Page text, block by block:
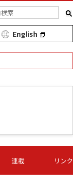
English
第16節 09/06 (日) 15:00
-
連載 リンク